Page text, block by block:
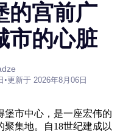
的宫前广
的心脏
•更新于 2026年8月06日
堡市中心，是一座宏伟的
集地。自18世纪建成以